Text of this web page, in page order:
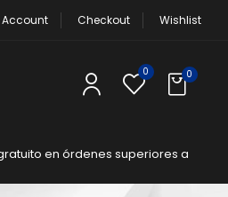
Account Checkout Wishlist
0 0
en órdenes superiores a